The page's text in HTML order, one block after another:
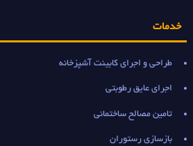
خدمات
طراحی و اجرای کابینت آشپزخانه
اجرای عایق رطوبتی
تامین مصالح ساختمانی
بازسازی رستوران